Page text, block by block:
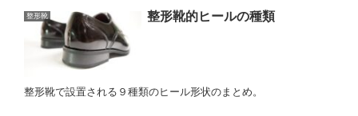
整形靴 整形靴的ヒールの種類
整形靴で設置される９種類のヒール形状のまとめ。